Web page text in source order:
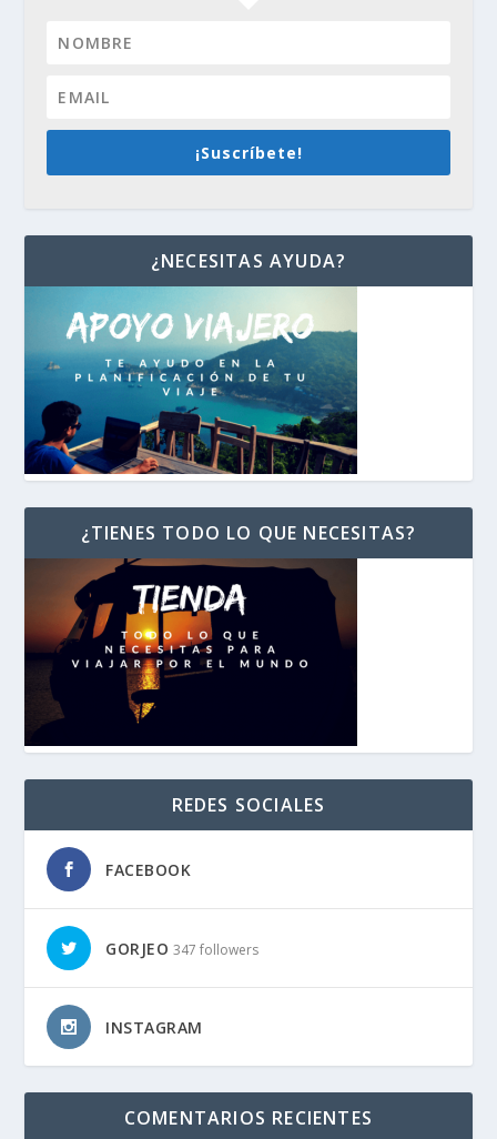
¡Suscríbete!
¿NECESITAS AYUDA?
¿TIENES TODO LO QUE NECESITAS?
REDES SOCIALES
FACEBOOK
GORJEO 347 followers
INSTAGRAM
COMENTARIOS RECIENTES